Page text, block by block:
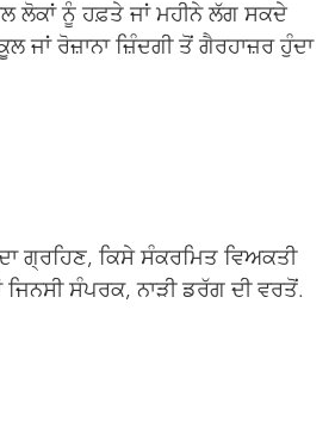
ਲੋਕਾਂ ਨੂੰ ਹਫ਼ਤੇ ਜਾਂ ਮਹੀਨੇ ਲੱਗ ਸਕਦੇ
ਜਾਂ ਰੋਜ਼ਾਨਾ ਜ਼ਿੰਦਗੀ ਤੋਂ ਗੈਰਹਾਜ਼ਰ ਹੁੰਦਾ
ਗ੍ਰਹਿਣ, ਕਿਸੇ ਸੰਕਰਮਿਤ ਵਿਅਕਤੀ
ਜਿਨਸੀ ਸੰਪਰਕ, ਨਾੜੀ ਡਰੱਗ ਦੀ ਵਰਤੋਂ.